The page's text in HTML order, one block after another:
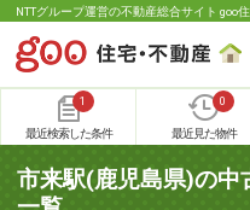
NTTグループ運営の不動産総合サイト goo
1
最近検索した条件
0
最近見た物件
市来駅(鹿児島県)の中